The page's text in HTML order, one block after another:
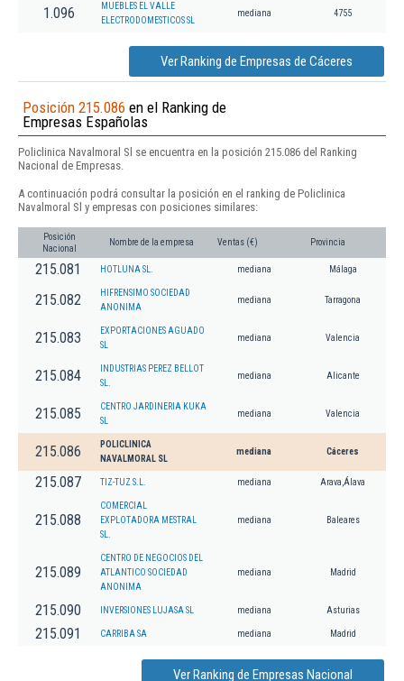
1.096
MUEBLES EL VALLE
ELECTRODOMESTICOS SL
mediana 4755
Ver Ranking de Empresas de Cáceres
Posición 215.086 en el Ranking de
Empresas Españolas
Policlinica Navalmoral Sl se encuentra en la posición 215.086 del Ranking
Nacional de Empresas.
A continuación podrá consultar la posición en el ranking de Policlinica
Navalmoral Sl y empresas con posiciones similares:
Posición
Nacional
Nombre de la empresa Ventas (€) Provincia
215.081 HOTLUNA SL. mediana Málaga
215.082
HIFRENSIMO SOCIEDAD
ANONIMA
mediana Tarragona
215.083
EXPORTACIONES AGUADO
SL
mediana Valencia
215.084
INDUSTRIAS PEREZ BELLOT
SL.
mediana Alicante
215.085
CENTRO JARDINERIA KUKA
SL
mediana Valencia
215.086
POLICLINICA
NAVALMORAL SL
mediana Cáceres
215.087 TIZ-TUZ S.L. mediana Arava,Álava
215.088
COMERCIAL
EXPLOTADORA MESTRAL
SL.
mediana Baleares
215.089
CENTRO DE NEGOCIOS DEL
ATLANTICO SOCIEDAD
ANONIMA
mediana Madrid
215.090 INVERSIONES LUJASA SL mediana Asturias
215.091 CARRIBA SA mediana Madrid
Ver Ranking de Empresas Nacional